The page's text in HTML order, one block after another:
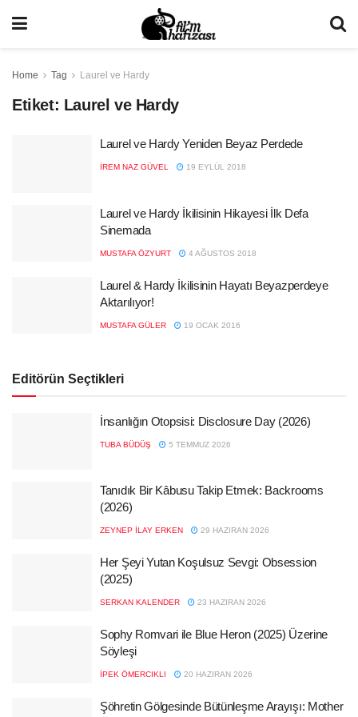
Home Tag Laurel ve Hardy
Etiket: Laurel ve Hardy
Laurel ve Hardy Yeniden Beyaz Perdede
İREM NAZ GÜVEL 19 EYLÜL 2018
Laurel ve Hardy İkilisinin Hikayesi İlk Defa
Sinemada
MUSTAFA ÖZYURT 4 AĞUSTOS 2018
Laurel & Hardy İkilisinin Hayatı Beyazperdeye
Aktarılıyor!
MUSTAFA GÜLER 19 OCAK 2016
Editörün Seçtikleri
İnsanlığın Otopsisi: Disclosure Day (2026)
TUBA BÜDÜŞ 5 TEMMUZ 2026
Tanıdık Bir Kâbusu Takip Etmek: Backrooms
(2026)
ZEYNEP İLAY ERKEN 29 HAZIRAN 2026
Her Şeyi Yutan Koşulsuz Sevgi: Obsession
(2025)
SERKAN KALENDER 23 HAZIRAN 2026
Sophy Romvari ile Blue Heron (2025) Üzerine
Söyleşi
İPEK ÖMERCIKLI 20 HAZIRAN 2026
Şöhretin Gölgesinde Bütünleşme Arayışı: Mother